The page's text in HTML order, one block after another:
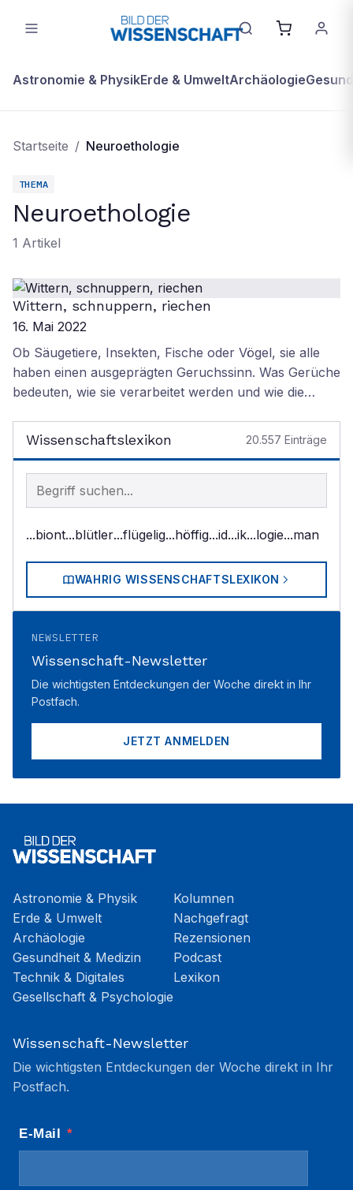
Astronomie & PhysikErde & UmweltArchäologie
Startseite / Neuroethologie
THEMA
Neuroethologie
1 Artikel
Wittern, schnuppern, riechen
16. Mai 2022
Ob Säugetiere, Insekten, Fische oder Vögel, sie alle
haben einen ausgeprägten Geruchssinn. Was Gerüche
bedeuten, wie sie verarbeitet werden und wie die…
Wissenschaftslexikon 20.557 Einträge
Begriff im Lexikon suchen
...biont...blütler...flügelig...höffig...id...ik...logie...man
WAHRIG WISSENSCHAFTSLEXIKON
NEWSLETTER
Wissenschaft-Newsletter
Die wichtigsten Entdeckungen der Woche direkt in Ihr
Postfach.
JETZT ANMELDEN
Astronomie & Physik
Erde & Umwelt
Archäologie
Gesundheit & Medizin
Technik & Digitales
Gesellschaft & Psychologie
Kolumnen
Nachgefragt
Rezensionen
Podcast
Lexikon
Wissenschaft-Newsletter
Die wichtigsten Entdeckungen der Woche direkt in Ihr
Postfach.